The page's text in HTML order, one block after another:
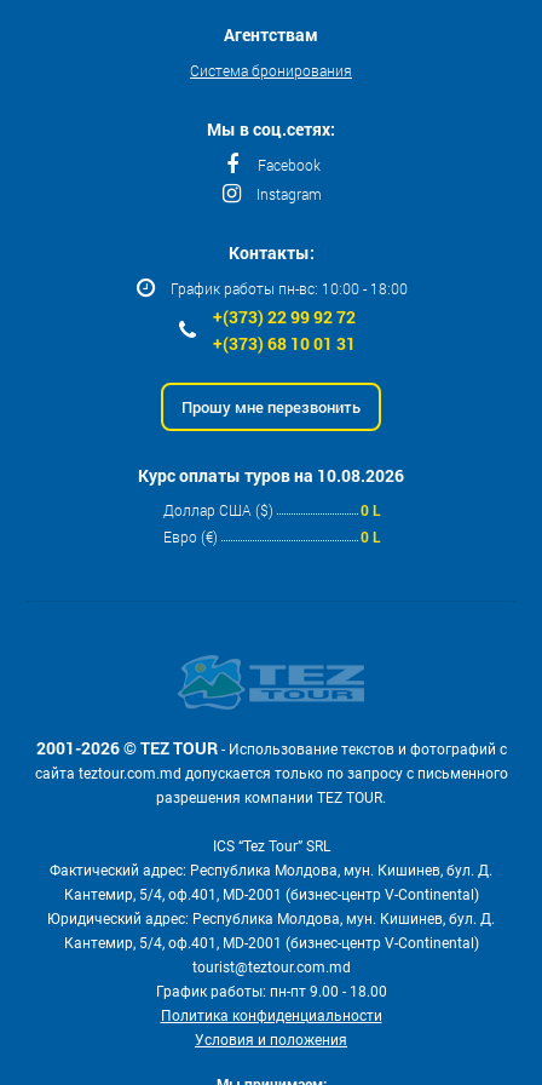
Агентствам
Система бронирования
Мы в соц.сетях:
Facebook
Instagram
Контакты:
График работы пн-вс: 10:00 - 18:00
+(373) 22 99 92 72
+(373) 68 10 01 31
Прошу мне перезвонить
Курс оплаты туров на 10.08.2026
Доллар США ($)
0 L
Евро (€)
0 L
2001-2026 © TEZ TOUR- Использование текстов и фотографий с
сайта teztour.com.md допускается только по запросу с письменного
разрешения компании TEZ TOUR.
ICS “Tez Tour” SRL
Фактический адрес: Республика Молдова, мун. Кишинев, бул. Д.
Кантемир, 5/4, оф.401, MD-2001 (бизнес-центр V-Continental)
Юридический адрес: Республика Молдова, мун. Кишинев, бул. Д.
Кантемир, 5/4, оф.401, MD-2001 (бизнес-центр V-Continental)
tourist@teztour.com.md
График работы: пн-пт 9.00 - 18.00
Политика конфиденциальности
Условия и положения